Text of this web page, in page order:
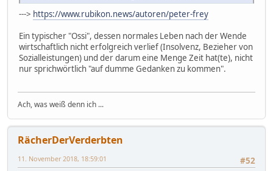
---> https://www.rubikon.news/autoren/peter-frey
Ein typischer "Ossi", dessen normales Leben nach der Wende
wirtschaftlich nicht erfolgreich verlief (Insolvenz, Bezieher von
Sozialleistungen) und der darum eine Menge Zeit hat(te), nicht
nur sprichwörtlich "auf dumme Gedanken zu kommen".
Ach, was weiß denn ich ...
RächerDerVerderbten
#52
11. November 2018, 18:59:01